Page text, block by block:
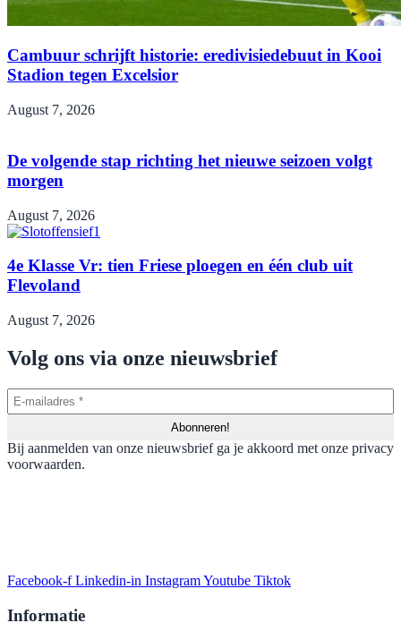
Cambuur schrijft historie: eredivisiedebuut in Kooi
Stadion tegen Excelsior
August 7, 2026
De volgende stap richting het nieuwe seizoen volgt
morgen
August 7, 2026
4e Klasse Vr: tien Friese ploegen en één club uit
Flevoland
August 7, 2026
Volg ons via onze nieuwsbrief
Bij aanmelden van onze nieuwsbrief ga je akkoord met onze privacy
voorwaarden.
Facebook-f Linkedin-in InstagramYoutube Tiktok
Informatie